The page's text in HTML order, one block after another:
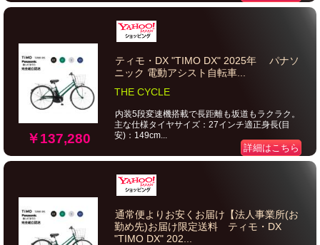
￥137,280
ティモ・DX "TIMO DX" 2025年 パナソ
ニック 電動アシスト自転車...
THE CYCLE
内装5段変速機搭載で長距離も坂道もラクラク。
主な仕様タイヤサイズ：27インチ適正身長(目
安)：149cm...
詳細はこちら
通常便よりお安くお届け【法人事業所(お
勤め先)お届け限定送料 ティモ・DX
"TIMO DX" 202...